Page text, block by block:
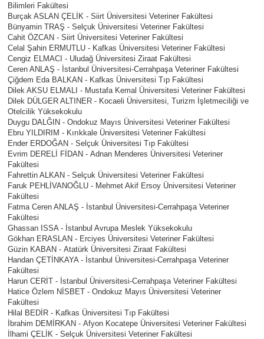
Bilimleri Fakültesi
Burçak ASLAN ÇELİK - Siirt Üniversitesi Veteriner Fakültesi
Bünyamin TRAŞ - Selçuk Üniversitesi Veteriner Fakültesi
Cahit ÖZCAN - Siirt Üniversitesi Veteriner Fakültesi
Celal Şahin ERMUTLU - Kafkas Üniversitesi Veteriner Fakültesi
Cengiz ELMACI - Uludağ Üniversitesi Ziraat Fakültesi
Ceren ANLAŞ - İstanbul Üniversitesi-Cerrahpaşa Veteriner Fakültesi
Çiğdem Eda BALKAN - Kafkas Üniversitesi Tıp Fakültesi
Dilek AKSU ELMALI - Mustafa Kemal Üniversitesi Veteriner Fakültesi
Dilek DÜLGER ALTINER - Kocaeli Üniversitesi, Turizm İşletmeciliği ve
Otelcilik Yüksekokulu
Duygu DALĞIN - Ondokuz Mayıs Üniversitesi Veteriner Fakültesi
Ebru YILDIRIM - Kırıkkale Üniversitesi Veteriner Fakültesi
Ender ERDOĞAN - Selçuk Üniversitesi Tıp Fakültesi
Evrim DERELİ FİDAN - Adnan Menderes Üniversitesi Veteriner
Fakültesi
Fahrettin ALKAN - Selçuk Üniversitesi Veteriner Fakültesi
Faruk PEHLİVANOĞLU - Mehmet Akif Ersoy Üniversitesi Veteriner
Fakültesi
Fatma Ceren ANLAŞ - İstanbul Üniversitesi-Cerrahpaşa Veteriner
Fakültesi
Ghassan ISSA - İstanbul Avrupa Meslek Yüksekokulu
Gökhan ERASLAN - Erciyes Üniversitesi Veteriner Fakültesi
Güzin KABAN - Atatürk Üniversitesi Ziraat Fakültesi
Handan ÇETİNKAYA - İstanbul Üniversitesi-Cerrahpaşa Veteriner
Fakültesi
Harun CERİT - İstanbul Üniversitesi-Cerrahpaşa Veteriner Fakültesi
Hatice Özlem NİSBET - Ondokuz Mayıs Üniversitesi Veteriner
Fakültesi
Hilal BEDİR - Kafkas Üniversitesi Tıp Fakültesi
İbrahim DEMİRKAN - Afyon Kocatepe Üniversitesi Veteriner Fakültesi
İlhami ÇELİK - Selçuk Üniversitesi Veteriner Fakültesi